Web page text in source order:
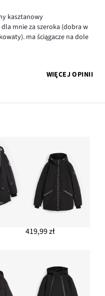
kasztanowy
mnie za szeroka (dobra w
ma ściągacze na dole
WIĘCEJ OPINII
419,99 zł